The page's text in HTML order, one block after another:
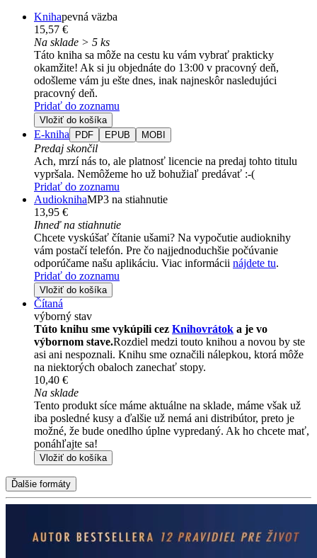
Knihapevná väzba
15,57 €
Na sklade > 5 ks
Táto kniha sa môže na cestu ku vám vybrať prakticky
okamžite! Ak si ju objednáte do 13:00 v pracovný deň,
odošleme vám ju ešte dnes, inak najneskôr nasledujúci
pracovný deň.
Pridať do zoznamu
Vložiť do košíka
E-kniha PDF EPUB MOBI
Predaj skončil
Ach, mrzí nás to, ale platnosť licencie na predaj tohto titulu
vypršala. Nemôžeme ho už bohužiaľ predávať :-(
Pridať do zoznamu
AudioknihaMP3 na stiahnutie
13,95 €
Ihneď na stiahnutie
Chcete vyskúšať čítanie ušami? Na vypočutie audioknihy
vám postačí telefón. Pre čo najjednoduchšie počúvanie
odporúčame našu aplikáciu. Viac informácii nájdete tu.
Pridať do zoznamu
Vložiť do košíka
Čítaná
výborný stav
Túto knihu sme vykúpili cez Knihovrátok a je vo
výbornom stave.Rozdiel medzi touto knihou a novou by ste
asi ani nespoznali. Knihu sme označili nálepkou, ktorá môže
na niektorých obaloch zanechať stopy.
10,40 €
Na sklade
Tento produkt síce máme aktuálne na sklade, máme však už
iba posledné kusy a ďalšie už nemá ani distribútor, preto je
možné, že bude onedlho úplne vypredaný. Ak ho chcete mať,
ponáhľajte sa!
Vložiť do košíka
Ďalšie formáty